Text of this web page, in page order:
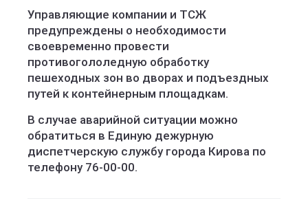
Управляющие компании и ТСЖ
предупреждены о необходимости
своевременно провести
противогололедную обработку
пешеходных зон во дворах и подъездных
путей к контейнерным площадкам.
В случае аварийной ситуации можно
обратиться в Единую дежурную
диспетчерскую службу города Кирова по
телефону 76-00-00.